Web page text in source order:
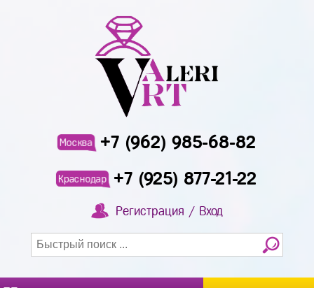
Москва +7 (962) 985-68-82
Краснодар +7 (925) 877-21-22
Регистрация / Вход